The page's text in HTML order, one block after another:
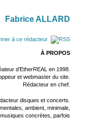
Fabrice ALLARD
à ce rédacteur
À PROPOS
d’EtherREAL en 1998.
et webmaster du site.
Rédacteur en chef.
disques et concerts.
ambient, minimale,
concrètes, parfois